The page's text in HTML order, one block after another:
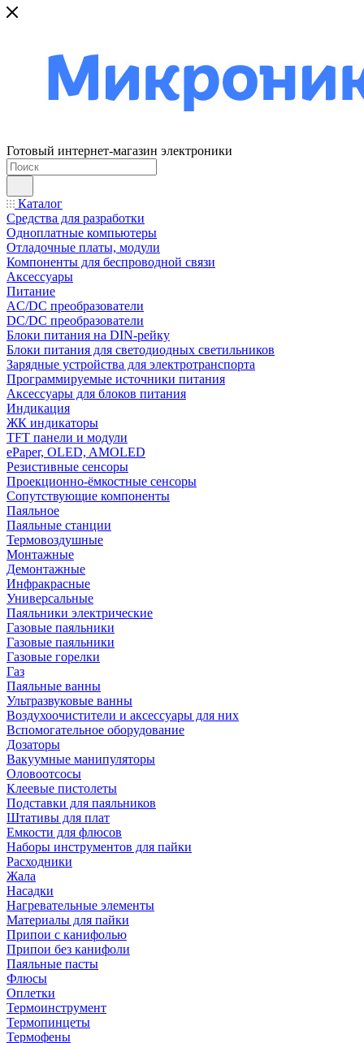
Готовый интернет-магазин электроники
Каталог
Средства для разработки
Одноплатные компьютеры
Отладочные платы, модули
Компоненты для беспроводной связи
Аксессуары
Питание
AC/DC преобразователи
DC/DC преобразователи
Блоки питания на DIN-рейку
Блоки питания для светодиодных светильников
Зарядные устройства для электротранспорта
Программируемые источники питания
Аксессуары для блоков питания
Индикация
ЖК индикаторы
TFT панели и модули
ePaper, OLED, AMOLED
Резистивные сенсоры
Проекционно-ёмкостные сенсоры
Сопутствующие компоненты
Паяльное
Паяльные станции
Термовоздушные
Монтажные
Демонтажные
Инфракрасные
Универсальные
Паяльники электрические
Газовые паяльники
Газовые паяльники
Газовые горелки
Газ
Паяльные ванны
Ультразвуковые ванны
Воздухоочистители и аксессуары для них
Вспомогательное оборудование
Дозаторы
Вакуумные манипуляторы
Оловоотсосы
Клеевые пистолеты
Подставки для паяльников
Штативы для плат
Емкости для флюсов
Наборы инструментов для пайки
Расходники
Жала
Насадки
Нагревательные элементы
Материалы для пайки
Припои с канифолью
Припои без канифоли
Паяльные пасты
Флюсы
Оплетки
Термоинструмент
Термопинцеты
Термофены